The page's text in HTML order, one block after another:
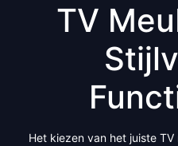
TV
Het kiezen van het juiste